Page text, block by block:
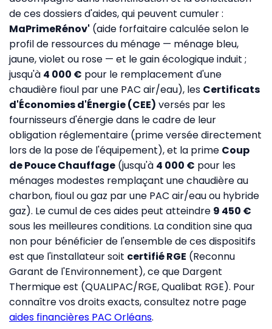
de ces dossiers d'aides, qui peuvent cumuler :
MaPrimeRénov' (aide forfaitaire calculée selon le
profil de ressources du ménage — ménage bleu,
jaune, violet ou rose — et le gain écologique induit ;
jusqu'à 4 000 € pour le remplacement d'une
chaudière fioul par une PAC air/eau), les Certificats
d'Économies d'Énergie (CEE) versés par les
fournisseurs d'énergie dans le cadre de leur
obligation réglementaire (prime versée directement
lors de la pose de l'équipement), et la prime Coup
de Pouce Chauffage (jusqu'à 4 000 € pour les
ménages modestes remplaçant une chaudière au
charbon, fioul ou gaz par une PAC air/eau ou hybride
gaz). Le cumul de ces aides peut atteindre 9 450 €
sous les meilleures conditions. La condition sine qua
non pour bénéficier de l'ensemble de ces dispositifs
est que l'installateur soit certifié RGE (Reconnu
Garant de l'Environnement), ce que Dargent
Thermique est (QUALIPAC/RGE, Qualibat RGE). Pour
connaître vos droits exacts, consultez notre page
aides financières PAC Orléans.